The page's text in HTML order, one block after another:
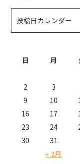
投稿日カレンダー
日
月
« 2月
2
3
9
10
16
17
23
24
30
31